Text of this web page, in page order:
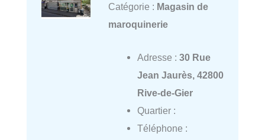
Catégorie : Magasin de
maroquinerie
Adresse : 30 Rue
Jean Jaurès, 42800
Rive-de-Gier
Quartier :
Téléphone :